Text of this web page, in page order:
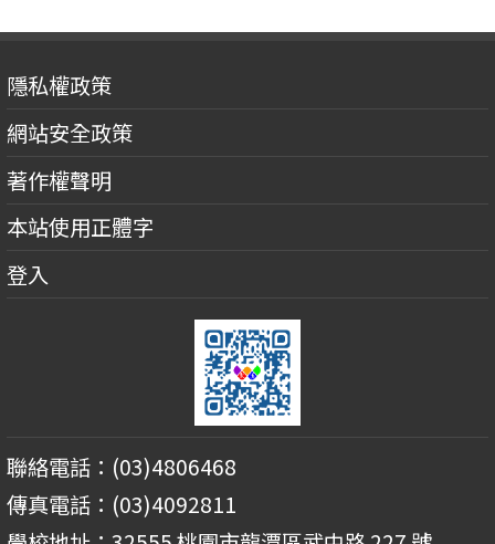
隱私權政策
網站安全政策
著作權聲明
本站使用正體字
登入
聯絡電話：(03)4806468
傳真電話：(03)4092811